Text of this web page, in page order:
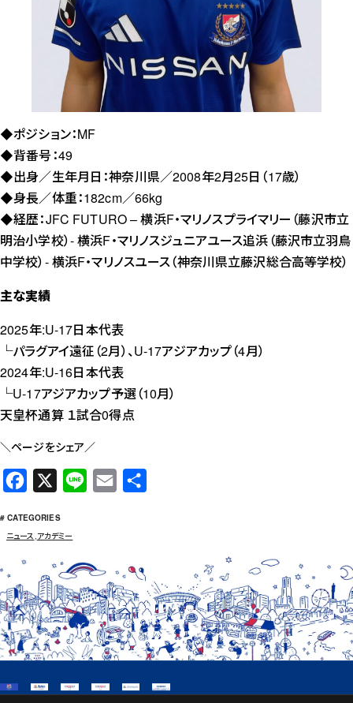
◆ポジション：MF
◆背番号：49
◆出身／生年月日：神奈川県／2008年2月25日（17歳）
◆身長／体重：182cm／66kg
◆経歴：JFC FUTURO – 横浜F・マリノスプライマリー（藤沢市立
明治小学校）- 横浜F・マリノスジュニアユース追浜（藤沢市立羽鳥
中学校）- 横浜F・マリノスユース（神奈川県立藤沢総合高等学校）
主な実績
2025年:U-17日本代表
└パラグアイ遠征（2月）、U-17アジアカップ（4月）
2024年:U-16日本代表
└U-17アジアカップ予選（10月）
天皇杯通算 １試合0得点
＼ページをシェア／
o
o
k
X
l
# CATEGORIES
ニュース,アカデミー